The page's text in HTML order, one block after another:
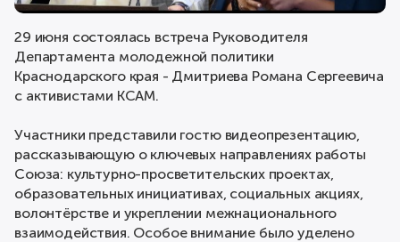
29 июня состоялась встреча Руководителя
Департамента молодежной политики
Краснодарского края - Дмитриева Романа Сергеевича
с активистами КСАМ.
Участники представили гостю видеопрезентацию,
рассказывающую о ключевых направлениях работы
Союза: культурно-просветительских проектах,
образовательных инициативах, социальных акциях,
волонтёрстве и укреплении межнационального
взаимодействия. Особое внимание было уделено